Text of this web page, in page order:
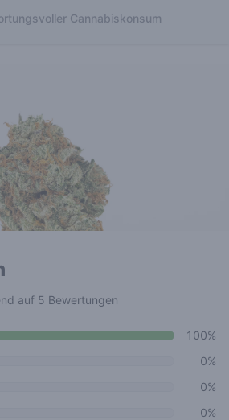
Cannabiskonsum
auf 5 Bewertungen
100%
0%
0%
0%